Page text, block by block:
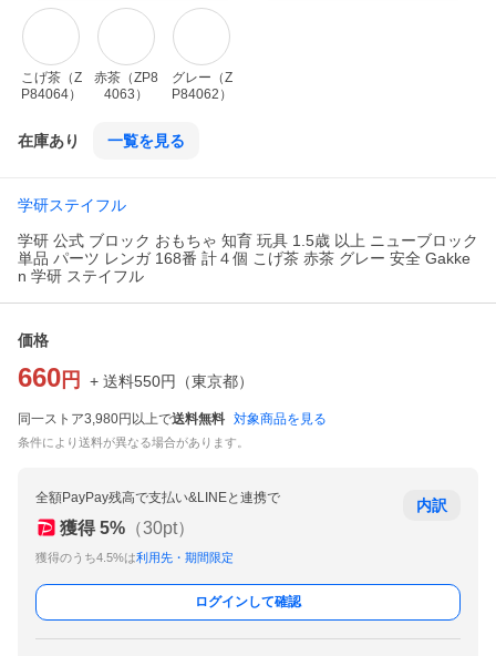
こげ茶（Z
P84064）
赤茶（ZP8
4063）
グレー（Z
P84062）
在庫あり 一覧を見る
学研ステイフル
学研 公式 ブロック おもちゃ 知育 玩具 1.5歳 以上 ニューブロック
単品 パーツ レンガ 168番 計４個 こげ茶 赤茶 グレー 安全 Gakke
n 学研 ステイフル
価格
660 円 + 送料550円 （東京都）
同一ストア3,980円以上で送料無料 対象商品を見る
条件により送料が異なる場合があります。
全額PayPay残高で支払い&LINEと連携で
獲得 5% （30pt）
獲得のうち4.5%は利用先・期間限定
内訳
ログインして確認